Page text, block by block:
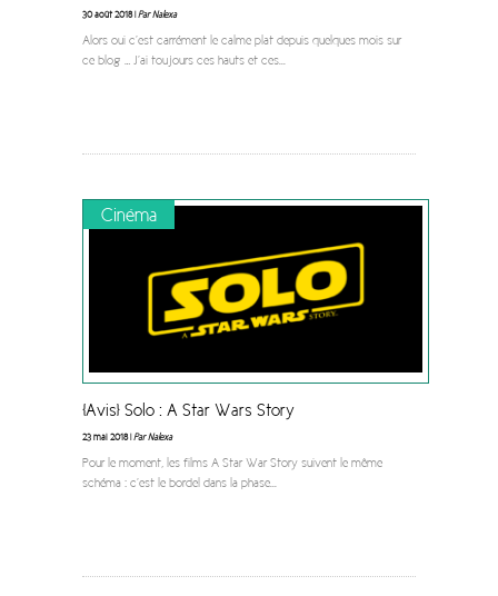
30 août 2018 |Par Nalexa
Alors oui c’est carrément le calme plat depuis quelques mois sur
ce blog … J’ai toujours ces hauts et ces...
Cinéma
[Avis] Solo : A Star Wars Story
23 mai 2018 |Par Nalexa
Pour le moment, les films A Star War Story suivent le même
schéma : c’est le bordel dans la phase...